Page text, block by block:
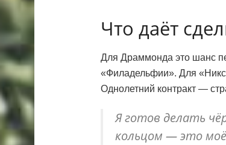
Что даёт
Для Драммонда это шанс
«Филадельфии». Для
Однолетний контракт —
Я готов делать
кольцом — это